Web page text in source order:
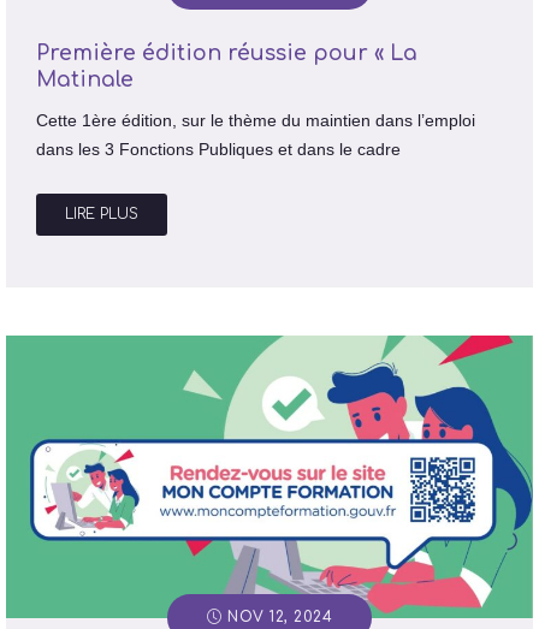
Première édition réussie pour « La
Matinale
Cette 1ère édition, sur le thème du maintien dans l’emploi
dans les 3 Fonctions Publiques et dans le cadre
LIRE PLUS
NOV 12, 2024